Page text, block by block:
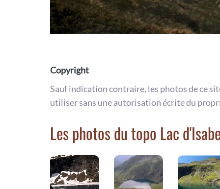
Copyright
Sauf indication contraire, les photos de ce
utiliser sans une autorisation écrite du
Les photos du topo Lac